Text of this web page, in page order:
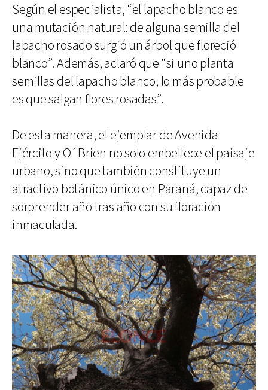
Según el especialista, “el lapacho blanco es
una mutación natural: de alguna semilla del
lapacho rosado surgió un árbol que floreció
blanco”. Además, aclaró que “si uno planta
semillas del lapacho blanco, lo más probable
es que salgan flores rosadas”.
De esta manera, el ejemplar de Avenida
Ejército y O´Brien no solo embellece el paisaje
urbano, sino que también constituye un
atractivo botánico único en Paraná, capaz de
sorprender año tras año con su floración
inmaculada.